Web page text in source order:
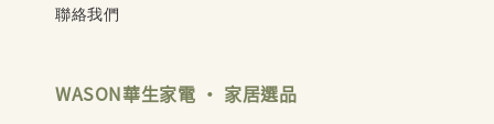
聯絡我們
WASON華生家電 ‧ 家居選品